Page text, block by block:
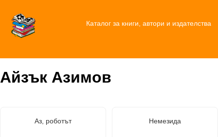
Каталог за книги, автори и издателства
Айзък Азимов
Аз, роботът Немезида